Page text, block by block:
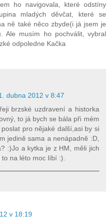
ho navigovala, které odstíny
mladých děvčat, které se
ně také něco zbyde(i já jsem je
Ale musím ho pochválit, vybral
odpoledne Kačka
dubna 2012 v 8:47
brzské uzdravení a historka
to já bych se bála při mém
pro nějaké další,asi by si
jedině sama a nenápadně :D,
:)Jo a kytka je z HM, měli jich
na léto moc líbí :).
v 18:19